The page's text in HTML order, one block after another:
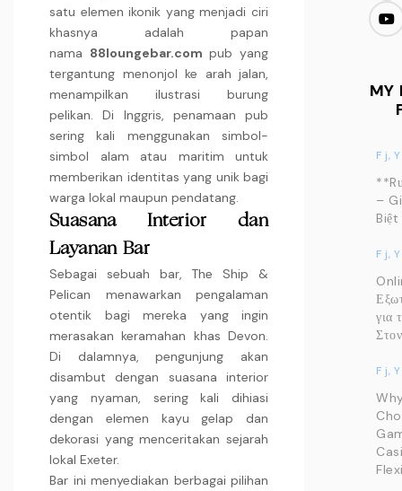
satu elemen ikonik yang menjadi ciri
khasnya adalah papan
nama 88loungebar.com pub yang
tergantung menonjol ke arah jalan,
menampilkan ilustrasi burung
pelikan. Di Inggris, penamaan pub
sering kali menggunakan simbol-
simbol alam atau maritim untuk
memberikan identitas yang unik bagi
warga lokal maupun pendatang.
Suasana Interior dan
Layanan Bar
Sebagai sebuah bar, The Ship &
Pelican menawarkan pengalaman
otentik bagi mereka yang ingin
merasakan keramahan khas Devon.
Di dalamnya, pengunjung akan
disambut dengan suasana interior
yang nyaman, sering kali dihiasi
dengan elemen kayu gelap dan
dekorasi yang menceritakan sejarah
lokal Exeter.
Bar ini menyediakan berbagai pilihan
MY
F j, Y
–
Biệt
F j, Y
για
F j, Y